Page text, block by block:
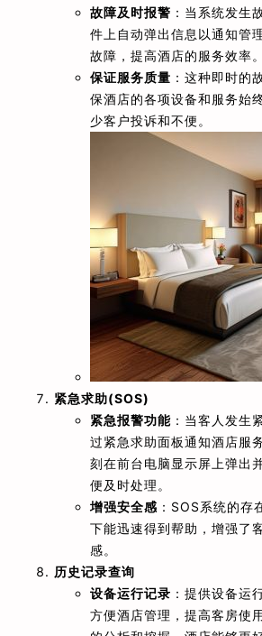
故障及时报警 ：当系统发生
件上自动弹出信息以通知管
故障，提高酒店的服务效率。
保证服务质量 ：这种即时的
保酒店的各项设备和服务始
少客户投诉和不便。
紧急求助(SOS)
紧急报警功能 ：当客人发生
过紧急求助面板通知酒店服
刻在前台电脑显示屏上弹出
便及时处理。
增强安全感 ：SOS系统的存
下能迅速得到帮助，增强了
感。
历史记录查询
设备运行记录 ：提供设备运
方便酒店管理，提高客房使